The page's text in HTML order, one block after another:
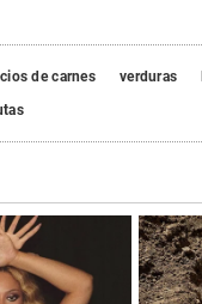
de carnes verduras